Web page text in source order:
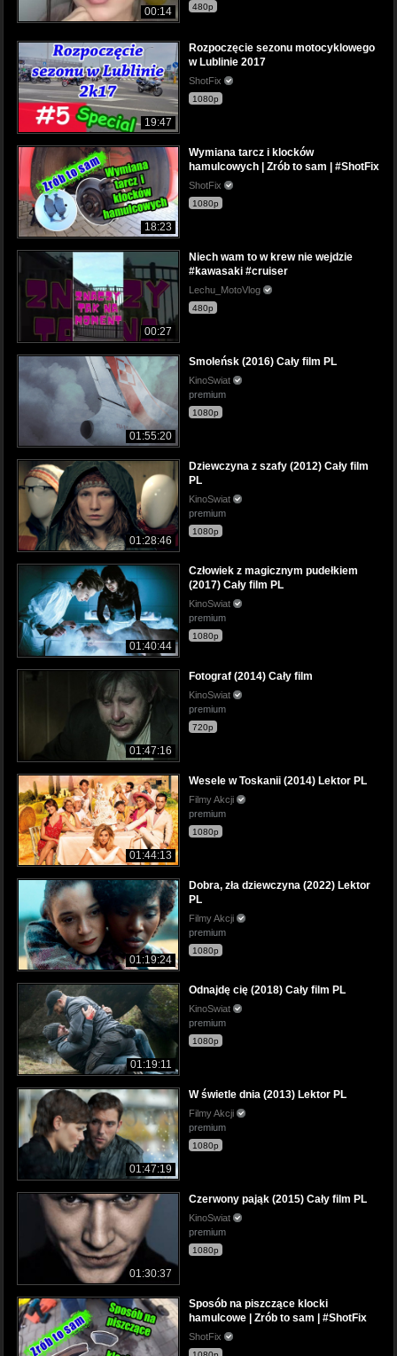
00:14 480p
19:47
Rozpoczęcie sezonu motocyklowego
w Lublinie 2017
ShotFix
1080p
18:23
Wymiana tarcz i klocków
hamulcowych | Zrób to sam | #ShotFix
ShotFix
1080p
00:27
Niech wam to w krew nie wejdzie
#kawasaki #cruiser
Lechu_MotoVlog
480p
01:55:20
Smoleńsk (2016) Cały film PL
KinoSwiat
premium
1080p
01:28:46
Dziewczyna z szafy (2012) Cały film
PL
KinoSwiat
premium
1080p
01:40:44
Człowiek z magicznym pudełkiem
(2017) Cały film PL
KinoSwiat
premium
1080p
01:47:16
Fotograf (2014) Cały film
KinoSwiat
premium
720p
01:44:13
Wesele w Toskanii (2014) Lektor PL
Filmy Akcji
premium
1080p
01:19:24
Dobra, zła dziewczyna (2022) Lektor
PL
Filmy Akcji
premium
1080p
01:19:11
Odnajdę cię (2018) Cały film PL
KinoSwiat
premium
1080p
01:47:19
W świetle dnia (2013) Lektor PL
Filmy Akcji
premium
1080p
01:30:37
Czerwony pająk (2015) Cały film PL
KinoSwiat
premium
1080p
Sposób na piszczące klocki
hamulcowe | Zrób to sam | #ShotFix
ShotFix